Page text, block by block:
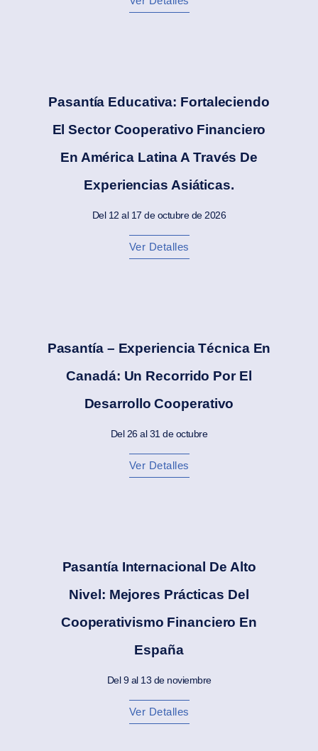
Pasantía Educativa: Fortaleciendo
El Sector Cooperativo Financiero
En América Latina A Través De
Experiencias Asiáticas.
Del 12 al 17 de octubre de 2026
Ver Detalles
Pasantía – Experiencia Técnica En
Canadá: Un Recorrido Por El
Desarrollo Cooperativo
Del 26 al 31 de octubre
Ver Detalles
Pasantía Internacional De Alto
Nivel: Mejores Prácticas Del
Cooperativismo Financiero En
España
Del 9 al 13 de noviembre
Ver Detalles